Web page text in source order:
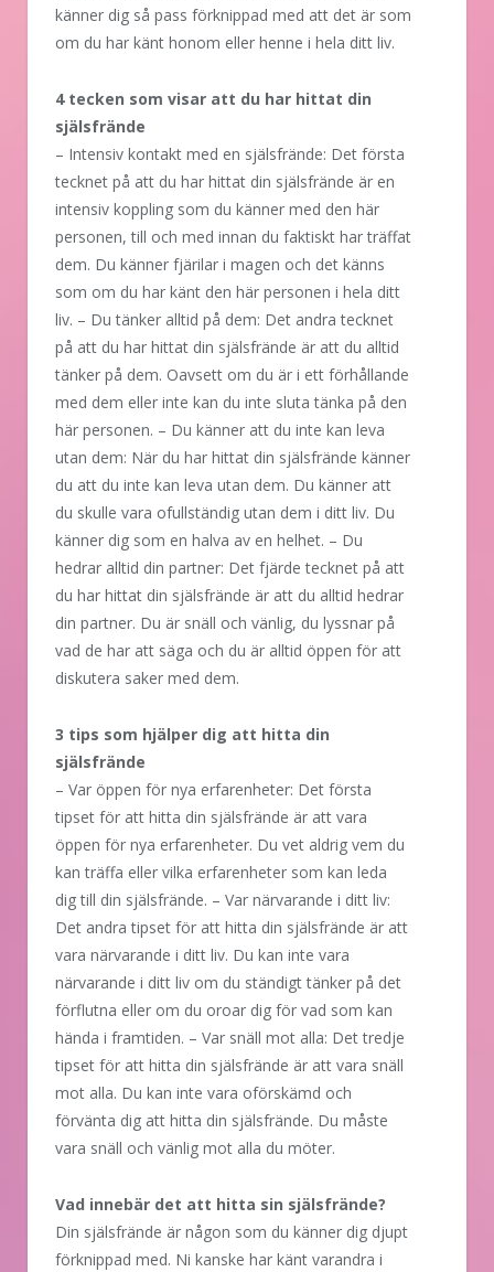
känner dig så pass förknippad med att det är som
om du har känt honom eller henne i hela ditt liv.
4 tecken som visar att du har hittat din
själsfrände
– Intensiv kontakt med en själsfrände: Det första
tecknet på att du har hittat din själsfrände är en
intensiv koppling som du känner med den här
personen, till och med innan du faktiskt har träffat
dem. Du känner fjärilar i magen och det känns
som om du har känt den här personen i hela ditt
liv. – Du tänker alltid på dem: Det andra tecknet
på att du har hittat din själsfrände är att du alltid
tänker på dem. Oavsett om du är i ett förhållande
med dem eller inte kan du inte sluta tänka på den
här personen. – Du känner att du inte kan leva
utan dem: När du har hittat din själsfrände känner
du att du inte kan leva utan dem. Du känner att
du skulle vara ofullständig utan dem i ditt liv. Du
känner dig som en halva av en helhet. – Du
hedrar alltid din partner: Det fjärde tecknet på att
du har hittat din själsfrände är att du alltid hedrar
din partner. Du är snäll och vänlig, du lyssnar på
vad de har att säga och du är alltid öppen för att
diskutera saker med dem.
3 tips som hjälper dig att hitta din
själsfrände
– Var öppen för nya erfarenheter: Det första
tipset för att hitta din själsfrände är att vara
öppen för nya erfarenheter. Du vet aldrig vem du
kan träffa eller vilka erfarenheter som kan leda
dig till din själsfrände. – Var närvarande i ditt liv:
Det andra tipset för att hitta din själsfrände är att
vara närvarande i ditt liv. Du kan inte vara
närvarande i ditt liv om du ständigt tänker på det
förflutna eller om du oroar dig för vad som kan
hända i framtiden. – Var snäll mot alla: Det tredje
tipset för att hitta din själsfrände är att vara snäll
mot alla. Du kan inte vara oförskämd och
förvänta dig att hitta din själsfrände. Du måste
vara snäll och vänlig mot alla du möter.
Vad innebär det att hitta sin själsfrände?
Din själsfrände är någon som du känner dig djupt
förknippad med. Ni kanske har känt varandra i